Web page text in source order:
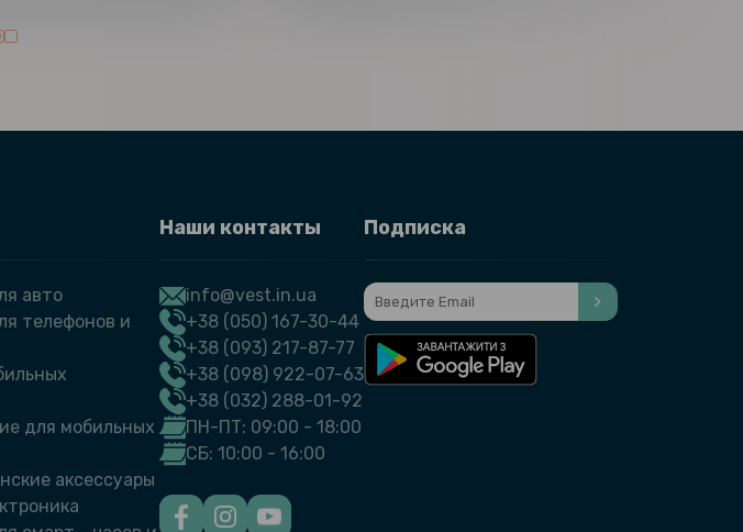
авто
телефонов и
для мобильных
аксессуары
Наши контакты
info@vest.in.ua
+38 (050) 167-30-44
+38 (093) 217-87-77
+38 (098) 922-07-63
+38 (032) 288-01-92
ПН-ПТ: 09:00 - 18:00
СБ: 10:00 - 16:00
Подписка